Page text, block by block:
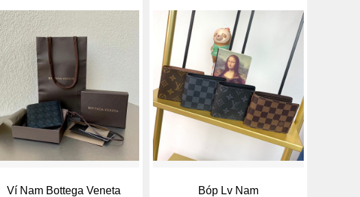
Ví Nam Bottega Veneta Bóp Lv Nam